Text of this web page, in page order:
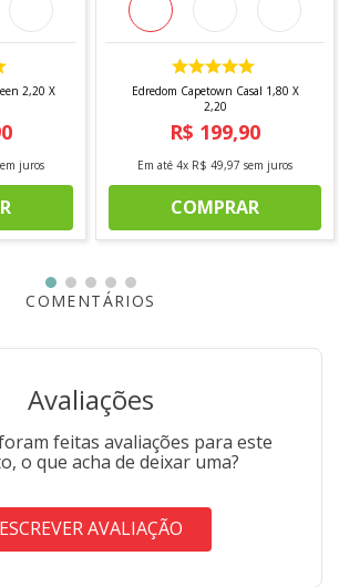
2,20 X
juros
Edredom Capetown Casal 1,80 X
2,20
R$ 199,90
Em até 4x R$ 49,97 sem juros
COMPRAR
COMENTÁRIOS
Avaliações
feitas avaliações para este
o que acha de deixar uma?
ESCREVER AVALIAÇÃO